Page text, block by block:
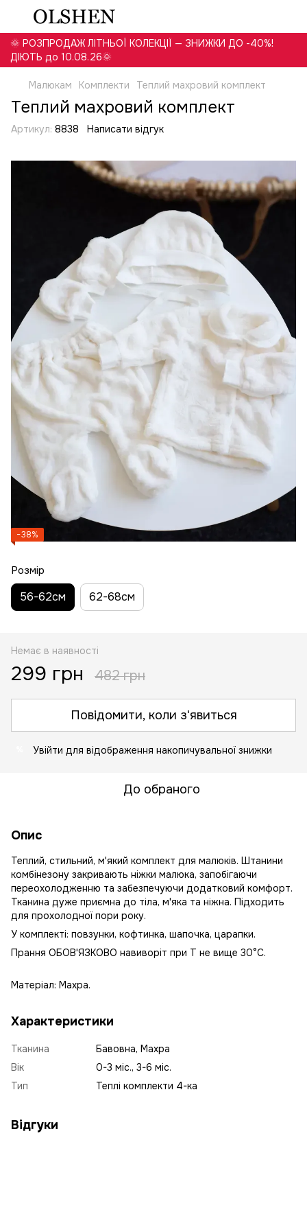
🌞 РОЗПРОДАЖ ЛІТНЬОЇ КОЛЕКЦІЇ — ЗНИЖКИ ДО -40%!
ДІЮТЬ до 10.08.26🌞
Малюкам Комплекти Теплий махровий комплект
Теплий махровий комплект
Артикул: 8838 Написати відгук
−38%
Розмір
56-62см 62-68см
Немає в наявності
299 грн 482 грн
Повідомити, коли з'явиться
Увійти для відображення накопичувальної знижки
До обраного
Опис
Теплий, стильний, м'який комплект для малюків. Штанини
комбінезону закривають ніжки малюка, запобігаючи
переохолодженню та забезпечуючи додатковий комфорт.
Тканина дуже приємна до тіла, м'яка та ніжна. Підходить
для прохолодної пори року.
У комплекті: повзунки, кофтинка, шапочка, царапки.
Прання ОБОВ'ЯЗКОВО навиворіт при T не вище 30°C.
Матеріал: Махра.
Характеристики
Тканина
Бавовна, Махра
Вік
0-3 міс., 3-6 міс.
Тип
Теплі комплекти 4-ка
Відгуки